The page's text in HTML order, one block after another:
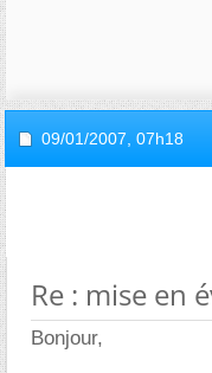
09/01/2007, 07h18
Re : mise en
Bonjour,